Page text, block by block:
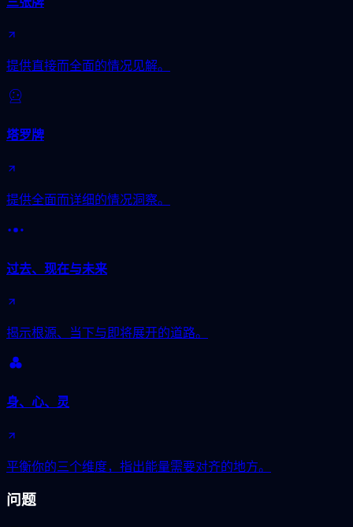
提供直接而全面的情况见解。
塔罗牌
提供全面而详细的情况洞察。
过去、现在与未来
揭示根源、当下与即将展开的道路。
身、心、灵
平衡你的三个维度，指出能量需要对齐的地方。
问题